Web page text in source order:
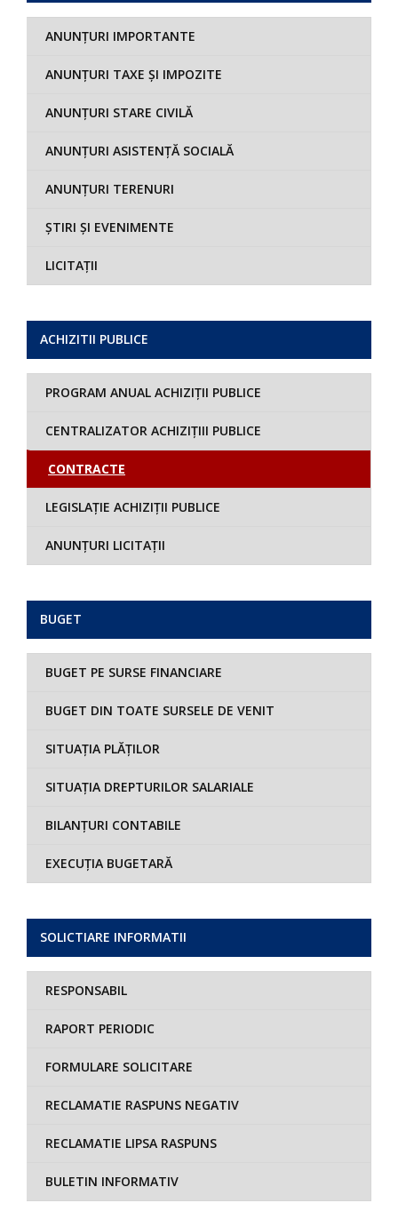
ANUNȚURI IMPORTANTE
ANUNȚURI TAXE ȘI IMPOZITE
ANUNȚURI STARE CIVILĂ
ANUNȚURI ASISTENȚĂ SOCIALĂ
ANUNȚURI TERENURI
ȘTIRI ȘI EVENIMENTE
LICITAȚII
ACHIZITII PUBLICE
PROGRAM ANUAL ACHIZIȚII PUBLICE
CENTRALIZATOR ACHIZIȚIII PUBLICE
CONTRACTE
LEGISLAȚIE ACHIZIȚII PUBLICE
ANUNȚURI LICITAȚII
BUGET
BUGET PE SURSE FINANCIARE
BUGET DIN TOATE SURSELE DE VENIT
SITUAȚIA PLĂȚILOR
SITUAȚIA DREPTURILOR SALARIALE
BILANȚURI CONTABILE
EXECUȚIA BUGETARĂ
SOLICTIARE INFORMATII
RESPONSABIL
RAPORT PERIODIC
FORMULARE SOLICITARE
RECLAMATIE RASPUNS NEGATIV
RECLAMATIE LIPSA RASPUNS
BULETIN INFORMATIV